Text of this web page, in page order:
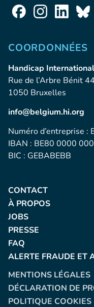
COORDONNÉES
Handicap
Rue de l’Arbre Bénit
1050 Bruxelles
info@belgium.hi.org
Numéro d’entreprise
IBAN : BE80 0000
BIC : GEBABEBB
CONTACT
À PROPOS
JOBS
PRESSE
FAQ
ALERTE FRAUDE ET
MENTIONS LÉGALES
DÉCLARATION DE
POLITIQUE COOKIES